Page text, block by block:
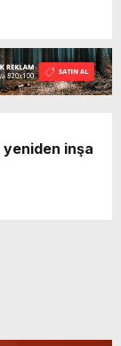
inşa